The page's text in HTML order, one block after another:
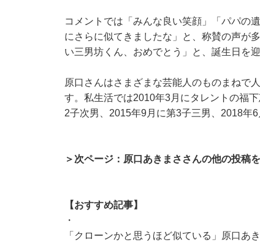
コメントでは「みんな良い笑顔」「パパの
にさらに似てきましたな」と、称賛の声が
い三男坊くん、おめでとう」と、誕生日を
原口さんはさまざまな芸能人のものまねで
す。私生活では2010年3月にタレントの福
2子次男、2015年9月に第3子三男、2018年
＞次ページ：原口あきまささんの他の投稿
【おすすめ記事】
・
「クローンかと思うほど似ている」原口あ